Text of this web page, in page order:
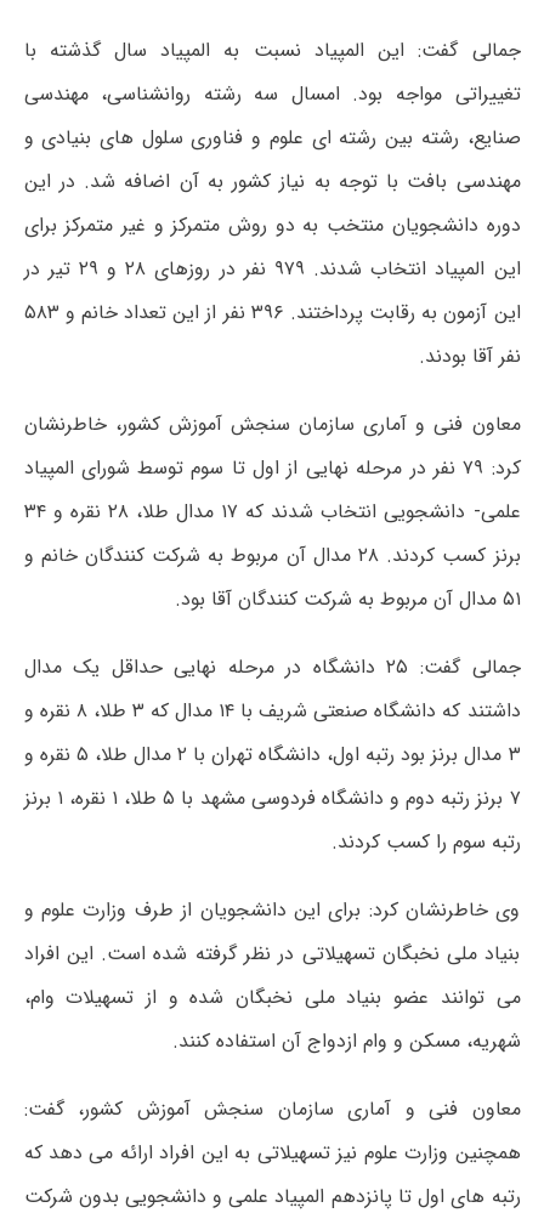
جمالی گفت: این المپیاد نسبت به المپیاد سال گذشته با
تغییراتی مواجه بود. امسال سه رشته روانشناسی، مهندسی
صنایع، رشته بین رشته ای علوم و فناوری سلول های بنیادی و
مهندسی بافت با توجه به نیاز کشور به آن اضافه شد. در این
دوره دانشجویان منتخب به دو روش متمرکز و غیر متمرکز برای
این المپیاد انتخاب شدند. ۹۷۹ نفر در روزهای ۲۸ و ۲۹ تیر در
این آزمون به رقابت پرداختند. ۳۹۶ نفر از این تعداد خانم و ۵۸۳
نفر آقا بودند.
معاون فنی و آماری سازمان سنجش آموزش کشور، خاطرنشان
کرد: ۷۹ نفر در مرحله نهایی از اول تا سوم توسط شورای المپیاد
علمی- دانشجویی انتخاب شدند که ۱۷ مدال طلا، ۲۸ نقره و ۳۴
برنز کسب کردند. ۲۸ مدال آن مربوط به شرکت کنندگان خانم و
۵۱ مدال آن مربوط به شرکت کنندگان آقا بود.
جمالی گفت: ۲۵ دانشگاه در مرحله نهایی حداقل یک مدال
داشتند که دانشگاه صنعتی شریف با ۱۴ مدال که ۳ طلا، ۸ نقره و
۳ مدال برنز بود رتبه اول، دانشگاه تهران با ۲ مدال طلا، ۵ نقره و
۷ برنز رتبه دوم و دانشگاه فردوسی مشهد با ۵ طلا، ۱ نقره، ۱ برنز
رتبه سوم را کسب کردند.
وی خاطرنشان کرد: برای این دانشجویان از طرف وزارت علوم و
بنیاد ملی نخبگان تسهیلاتی در نظر گرفته شده است. این افراد
می توانند عضو بنیاد ملی نخبگان شده و از تسهیلات وام،
شهریه، مسکن و وام ازدواج آن استفاده کنند.
معاون فنی و آماری سازمان سنجش آموزش کشور، گفت:
همچنین وزارت علوم نیز تسهیلاتی به این افراد ارائه می دهد که
رتبه های اول تا پانزدهم المپیاد علمی و دانشجویی بدون شرکت